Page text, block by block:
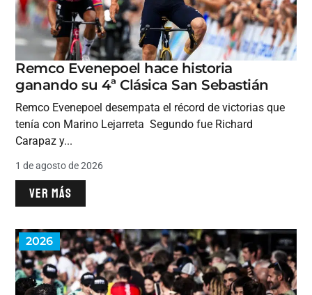
Remco Evenepoel hace historia
ganando su 4ª Clásica San Sebastián
Remco Evenepoel desempata el récord de victorias que
tenía con Marino Lejarreta Segundo fue Richard
Carapaz y...
1 de agosto de 2026
VER MÁS
2026